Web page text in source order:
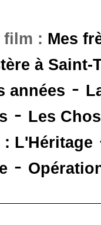
film : Mes
à Saint-
années -
- Les
: L'Héritage
-